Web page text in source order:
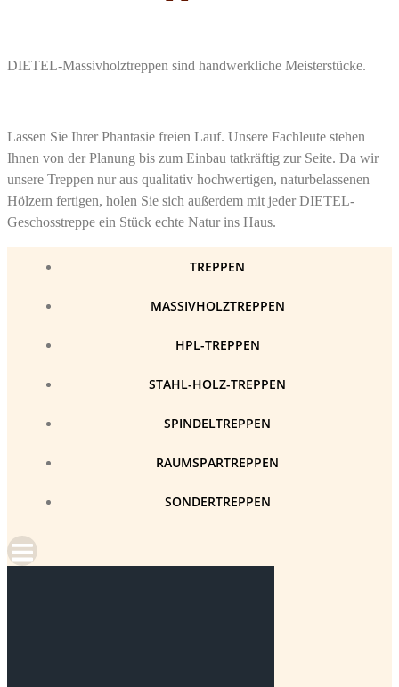
DIETEL-Massivholztreppen sind handwerkliche Meisterstücke.
Lassen Sie Ihrer Phantasie freien Lauf. Unsere Fachleute stehen
Ihnen von der Planung bis zum Einbau tatkräftig zur Seite. Da wir
unsere Treppen nur aus qualitativ hochwertigen, naturbelassenen
Hölzern fertigen, holen Sie sich außerdem mit jeder DIETEL-
Geschosstreppe ein Stück echte Natur ins Haus.
TREPPEN
MASSIVHOLZTREPPEN
HPL-TREPPEN
STAHL-HOLZ-TREPPEN
SPINDELTREPPEN
RAUMSPARTREPPEN
SONDERTREPPEN